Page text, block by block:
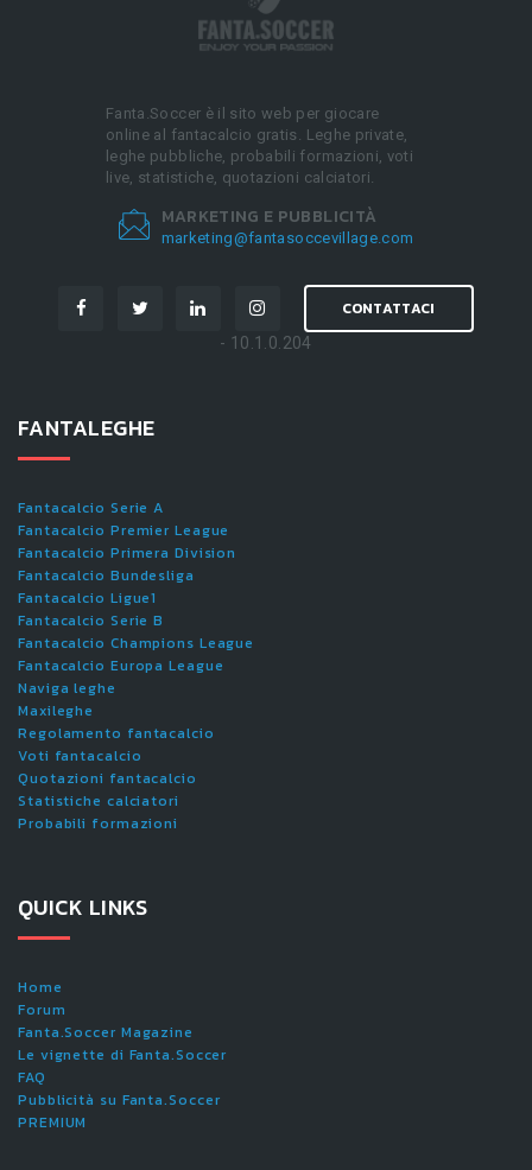
Fanta.Soccer è il sito web per giocare
online al fantacalcio gratis. Leghe private,
leghe pubbliche, probabili formazioni, voti
live, statistiche, quotazioni calciatori.
MARKETING E PUBBLICITÀ
marketing@fantasoccevillage.com
CONTATTACI
- 10.1.0.204
FANTALEGHE
Fantacalcio Serie A
Fantacalcio Premier League
Fantacalcio Primera Division
Fantacalcio Bundesliga
Fantacalcio Ligue1
Fantacalcio Serie B
Fantacalcio Champions League
Fantacalcio Europa League
Naviga leghe
Maxileghe
Regolamento fantacalcio
Voti fantacalcio
Quotazioni fantacalcio
Statistiche calciatori
Probabili formazioni
QUICK LINKS
Home
Forum
Fanta.Soccer Magazine
Le vignette di Fanta.Soccer
FAQ
Pubblicità su Fanta.Soccer
PREMIUM